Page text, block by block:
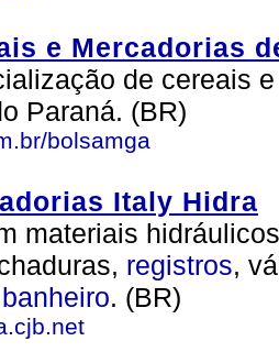
e Mercadorias
de cereais
Paraná. (BR)
bolsamga
Italy Hidra
materiais
registros,
banheiro. (BR)